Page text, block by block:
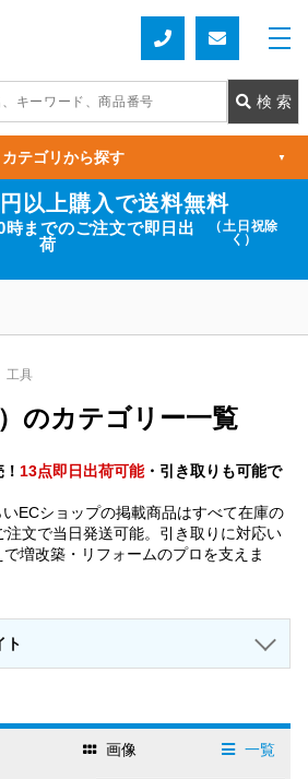
以上購入で送料無料
時までのご注文で即日出
荷
（土日祝除
く）
カテゴリから探す ▼
工具
のカテゴリー一覧
13点即日出荷可能・引き取りも可能で
ECショップの掲載商品はすべて在庫の
注文で当日発送可能。引き取りに対応い
増改築・リフォームのプロを支えま
ト
画像 一覧